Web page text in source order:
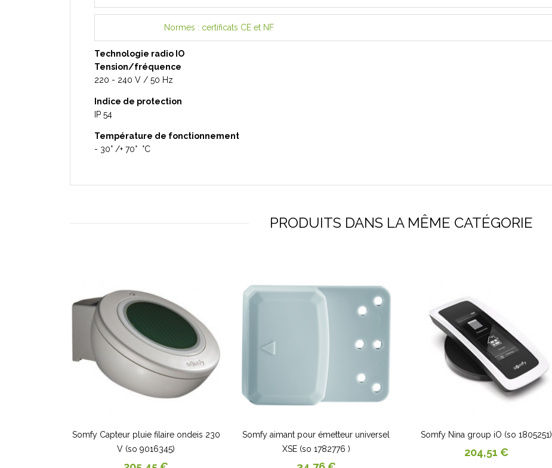
Normes : certificats CE et NF
Technologie radio IO
Tension/fréquence
220 - 240 V / 50 Hz
Indice de protection
IP 54
Température de fonctionnement
- 30° /+ 70° °C
PRODUITS DANS LA MÊME CATÉGORIE
Somfy Capteur pluie filaire ondeis 230
V (so 9016345)
Somfy aimant pour émetteur universel
XSE (so 1782776 )
Somfy Nina group iO (so 1805251)
Prix
204,51 €